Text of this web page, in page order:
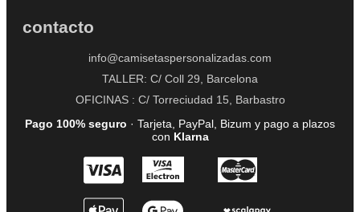
contacto
info@camisetaspersonalizadas.com
TALLER: C/ Coll 29, Barcelona
OFICINAS : C/ Torreciudad 15, Barbastro
Pago 100% seguro · Tarjeta, PayPal, Bizum y pago a plazos
con Klarna